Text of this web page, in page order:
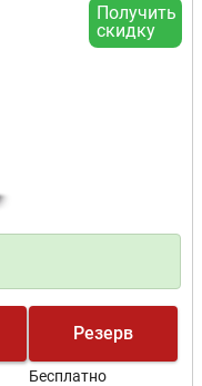
Получить
скидку
Резерв
Бесплатно